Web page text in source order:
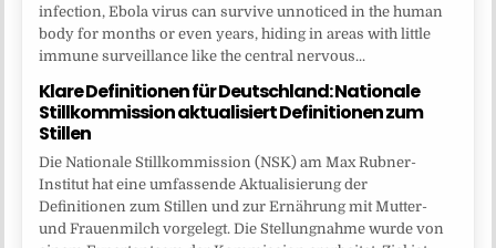
infection, Ebola virus can survive unnoticed in the human
body for months or even years, hiding in areas with little
immune surveillance like the central nervous...
Klare Definitionen für Deutschland: Nationale
Stillkommission aktualisiert Definitionen zum
Stillen
Die Nationale Stillkommission (NSK) am Max Rubner-
Institut hat eine umfassende Aktualisierung der
Definitionen zum Stillen und zur Ernährung mit Mutter-
und Frauenmilch vorgelegt. Die Stellungnahme wurde von